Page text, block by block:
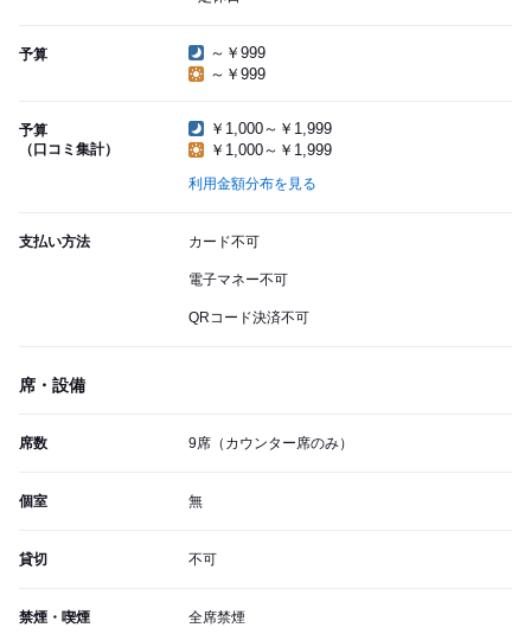
予算
～￥999
～￥999
予算
（口コミ集計）
￥1,000～￥1,999
￥1,000～￥1,999
利用金額分布を見る
支払い方法 カード不可
電子マネー不可
QRコード決済不可
席・設備
席数 9席（カウンター席のみ）
個室 無
貸切 不可
禁煙・喫煙 全席禁煙